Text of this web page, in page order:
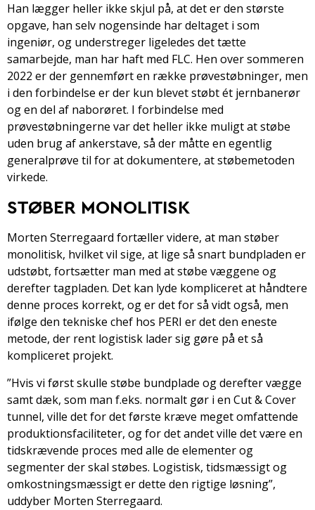
Han lægger heller ikke skjul på, at det er den største
opgave, han selv nogensinde har deltaget i som
ingeniør, og understreger ligeledes det tætte
samarbejde, man har haft med FLC. Hen over sommeren
2022 er der gennemført en række prøvestøbninger, men
i den forbindelse er der kun blevet støbt ét jernbanerør
og en del af naborøret. I forbindelse med
prøvestøbningerne var det heller ikke muligt at støbe
uden brug af ankerstave, så der måtte en egentlig
generalprøve til for at dokumentere, at støbemetoden
virkede.
STØBER MONOLITISK
Morten Sterregaard fortæller videre, at man støber
monolitisk, hvilket vil sige, at lige så snart bundpladen er
udstøbt, fortsætter man med at støbe væggene og
derefter tagpladen. Det kan lyde kompliceret at håndtere
denne proces korrekt, og er det for så vidt også, men
ifølge den tekniske chef hos PERI er det den eneste
metode, der rent logistisk lader sig gøre på et så
kompliceret projekt.
”Hvis vi først skulle støbe bundplade og derefter vægge
samt dæk, som man f.eks. normalt gør i en Cut & Cover
tunnel, ville det for det første kræve meget omfattende
produktionsfaciliteter, og for det andet ville det være en
tidskrævende proces med alle de elementer og
segmenter der skal støbes. Logistisk, tidsmæssigt og
omkostningsmæssigt er dette den rigtige løsning”,
uddyber Morten Sterregaard.